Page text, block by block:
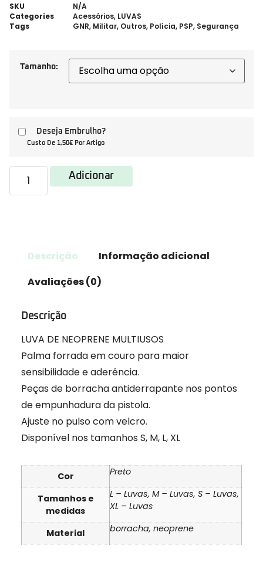
SKU
N/A
Categories
Acessórios, LUVAS
Tags
GNR, Militar, Outros, Polícia, PSP, Segurança
Tamanho:
Deseja Embrulho?
Custo De 1,50€ Por Artigo
Adicionar
Descrição
Informação adicional
Avaliações (0)
Descrição
LUVA DE NEOPRENE MULTIUSOS
Palma forrada em couro para maior
sensibilidade e aderência.
Peças de borracha antiderrapante nos pontos
de empunhadura da pistola.
Ajuste no pulso com velcro.
Disponível nos tamanhos S, M, L, XL
Cor Preto
Tamanhos e
medidas
L – Luvas, M – Luvas, S – Luvas,
XL – Luvas
Material borracha, neoprene